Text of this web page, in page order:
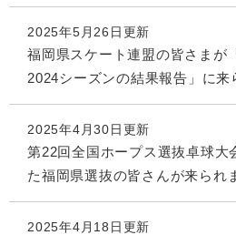
2025年5月26日更新
福岡県スケート連盟の皆さまが
2024シーズンの結果報告」に来
2025年4月30日更新
第22回全国ホープス選抜卓球大
た福岡県選抜の皆さんが来られ
2025年4月18日更新